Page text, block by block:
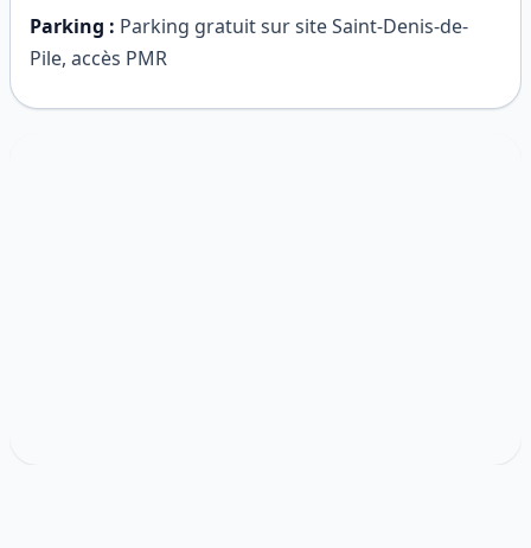
Parking : Parking gratuit sur site Saint-Denis-de-
Pile, accès PMR